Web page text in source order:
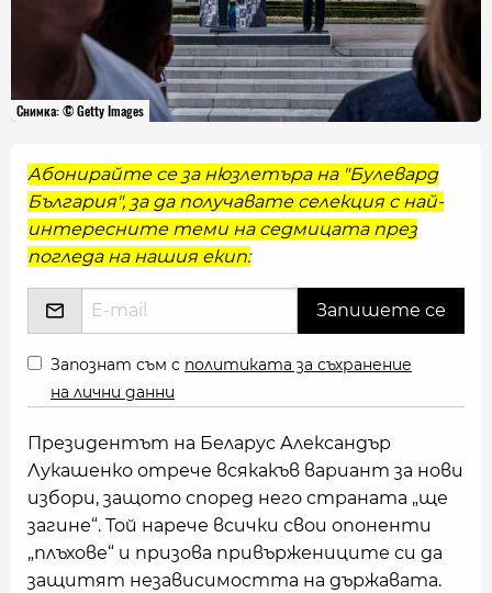
Снимка: © Getty Images
Абонирайте се за нюзлетъра на "Булевард
България", за да получавате селекция с най-
интересните теми на седмицата през
погледа на нашия екип:
Запознат съм с политиката за съхранение
на лични данни
Президентът на Беларус Александър
Лукашенко отрече всякакъв вариант за нови
избори, защото според него страната „ще
загине“. Той нарече всички свои опоненти
„плъхове“ и призова привържениците си да
защитят независимостта на държавата.